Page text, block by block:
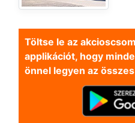
Töltse le az
applikációt, hogy
önnel legyen az